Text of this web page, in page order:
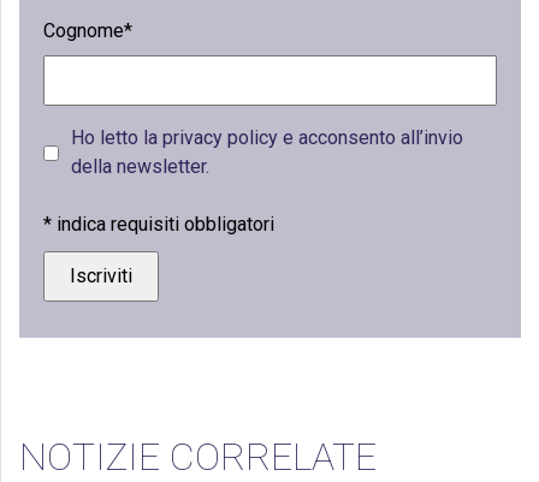
Cognome*
Ho letto la privacy policy e acconsento all’invio
della newsletter.
* indica requisiti obbligatori
NOTIZIE CORRELATE